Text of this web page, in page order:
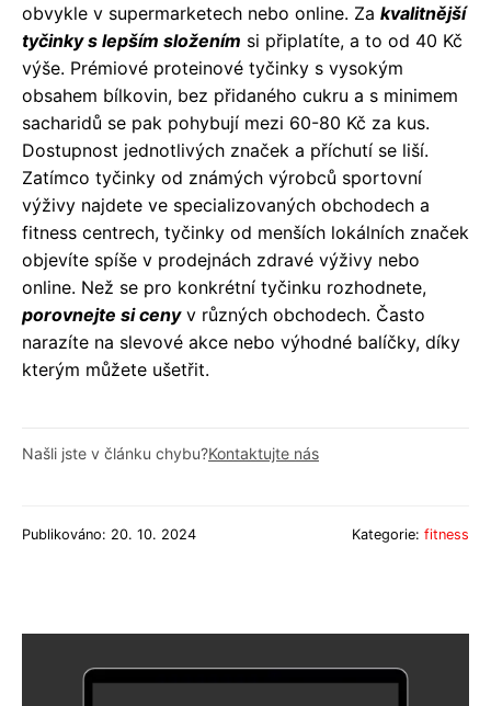
obvykle v supermarketech nebo online. Za kvalitnější
tyčinky s lepším složením si připlatíte, a to od 40 Kč
výše. Prémiové proteinové tyčinky s vysokým
obsahem bílkovin, bez přidaného cukru a s minimem
sacharidů se pak pohybují mezi 60-80 Kč za kus.
Dostupnost jednotlivých značek a příchutí se liší.
Zatímco tyčinky od známých výrobců sportovní
výživy najdete ve specializovaných obchodech a
fitness centrech, tyčinky od menších lokálních značek
objevíte spíše v prodejnách zdravé výživy nebo
online. Než se pro konkrétní tyčinku rozhodnete,
porovnejte si cenyv různých obchodech. Často
narazíte na slevové akce nebo výhodné balíčky, díky
kterým můžete ušetřit.
Našli jste v článku chybu?Kontaktujte nás
Publikováno: 20. 10. 2024 Kategorie: fitness